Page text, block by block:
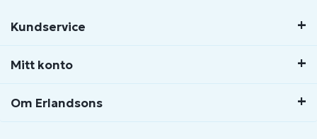
Kundservice
Mitt konto
Om Erlandsons